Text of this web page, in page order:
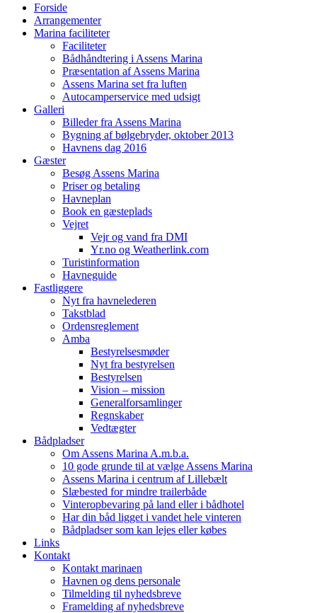
Forside
Arrangementer
Marina faciliteter
Faciliteter
Bådhåndtering i Assens Marina
Præsentation af Assens Marina
Assens Marina set fra luften
Autocamperservice med udsigt
Galleri
Billeder fra Assens Marina
Bygning af bølgebryder, oktober 2013
Havnens dag 2016
Gæster
Besøg Assens Marina
Priser og betaling
Havneplan
Book en gæsteplads
Vejret
Vejr og vand fra DMI
Yr.no og Weatherlink.com
Turistinformation
Havneguide
Fastliggere
Nyt fra havnelederen
Takstblad
Ordensreglement
Amba
Bestyrelsesmøder
Nyt fra bestyrelsen
Bestyrelsen
Vision – mission
Generalforsamlinger
Regnskaber
Vedtægter
Bådpladser
Om Assens Marina A.m.b.a.
10 gode grunde til at vælge Assens Marina
Assens Marina i centrum af Lillebælt
Slæbested for mindre trailerbåde
Vinteropbevaring på land eller i bådhotel
Har din båd ligget i vandet hele vinteren
Bådpladser som kan lejes eller købes
Links
Kontakt
Kontakt marinaen
Havnen og dens personale
Tilmelding til nyhedsbreve
Framelding af nyhedsbreve